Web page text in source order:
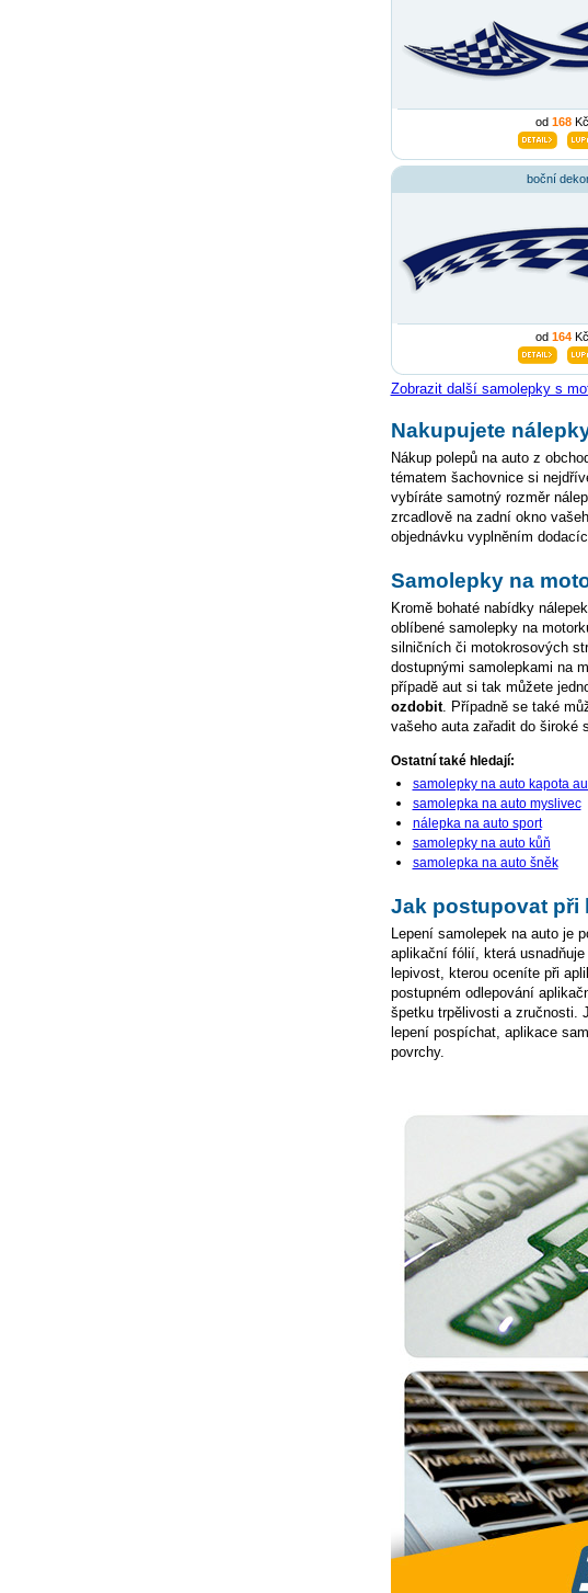
od 168Kč
boční
od 164Kč
Zobrazit další samolepky s
Nakupujete
Nákup polepů na auto z
tématem šachovnice si
vybíráte samotný rozměr
zrcadlově na zadní okno
objednávku vyplněním
Samolepky na
Kromě bohaté nabídky
oblíbené samolepky na
silničních či motokrosových
dostupnými samolepkami na
případě aut si tak můžete
ozdobit. Případně se také
vašeho auta zařadit do široké
Ostatní také hledají:
samolepky na auto kapota
samolepka na auto myslivec
nálepka na auto sport
samolepky na auto kůň
samolepka na auto šněk
Jak postupovat při
Lepení samolepek na auto je
aplikační fólií, která
lepivost, kterou oceníte při
postupném odlepování
špetku trpělivosti a zručnosti.
lepení pospíchat, aplikace
povrchy.